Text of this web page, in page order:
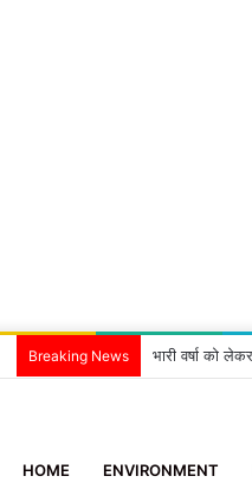
Breaking News भारी वर्षा को
HOME ENVIRONMENT